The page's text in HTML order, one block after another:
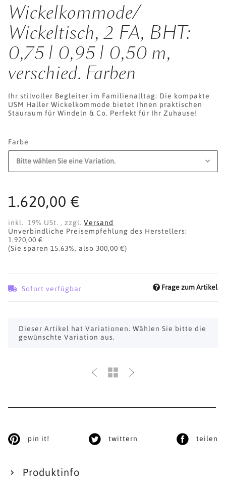
Wickelkommode/
Wickeltisch, 2 FA, BHT:
0,75 | 0,95 | 0,50 m,
verschied. Farben
Ihr stilvoller Begleiter im Familienalltag: Die kompakte
USM Haller Wickelkommode bietet Ihnen praktischen
Stauraum für Windeln & Co. Perfekt für Ihr Zuhause!
Farbe
Bitte wählen Sie eine Variation.
1.620,00 €
inkl. 19% USt. , zzgl. Versand
Unverbindliche Preisempfehlung des Herstellers:
1.920,00 €
(Sie sparen 15.63%, also 300,00 €)
Sofort verfügbar Frage zum Artikel
x
Dieser Artikel hat Variationen. Wählen Sie bitte die
gewünschte Variation aus.
pin it! twittern teilen
Produktinfo